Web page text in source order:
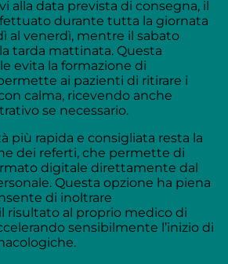
alla data prevista di consegna, il
durante tutta la giornata
al venerdì, mentre il sabato
tarda mattinata. Questa
evita la formazione di
ai pazienti di ritirare i
calma, ricevendo anche
se necessario.
più rapida e consigliata resta la
dei referti, che permette di
digitale direttamente dal
Questa opzione ha piena
di inoltrare
risultato al proprio medico di
sensibilmente l’inizio di